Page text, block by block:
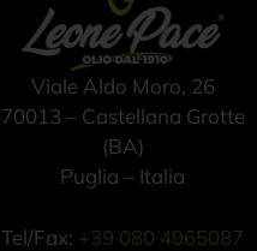
Viale Aldo Moro, 26
70013 – Castellana Grotte
(BA)
Puglia – Italia
Tel/Fax: +39 080 4965087